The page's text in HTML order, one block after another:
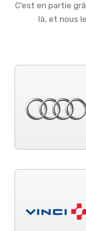
C'est en partie
là, et nous